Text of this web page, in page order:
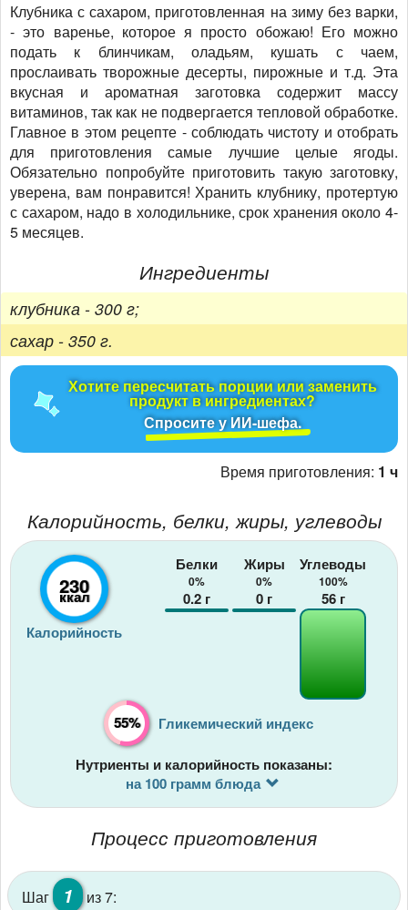
Клубника с сахаром, приготовленная на зиму без варки,
- это варенье, которое я просто обожаю! Его можно
подать к блинчикам, оладьям, кушать с чаем,
прослаивать творожные десерты, пирожные и т.д. Эта
вкусная и ароматная заготовка содержит массу
витаминов, так как не подвергается тепловой обработке.
Главное в этом рецепте - соблюдать чистоту и отобрать
для приготовления самые лучшие целые ягоды.
Обязательно попробуйте приготовить такую заготовку,
уверена, вам понравится! Хранить клубнику, протертую
с сахаром, надо в холодильнике, срок хранения около 4-
5 месяцев.
Ингредиенты
клубника - 300 г;
сахар - 350 г.
Хотите пересчитать порции или заменить
продукт в ингредиентах?
Спросите у ИИ-шефа.
Время приготовления: 1 ч
Калорийность, белки, жиры, углеводы
230
ккал
Калорийность
Белки
0%
0.2 г
Жиры
0%
0 г
Углеводы
100%
56г
55% Гликемический индекс
Нутриенты и калорийность показаны:
на 100 грамм блюда
Процесс приготовления
Шаг 1
из 7: